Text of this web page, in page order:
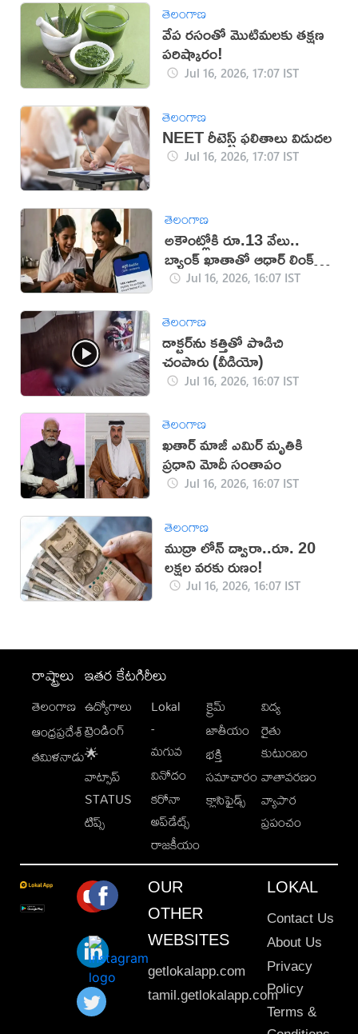
తెలంగాణ
వేప రసంతో మొటిమలకు తక్షణ
పరిష్కారం!
Jul 16, 2026, 17:07 IST
తెలంగాణ
NEET రీటెస్ట్ ఫలితాలు విడుదల
Jul 16, 2026, 17:07 IST
తెలంగాణ
అకౌంట్లోకి రూ.13 వేలు..
బ్యాంక్ ఖాతాతో ఆధార్ లింక్
తప్పనిసరి!
Jul 16, 2026, 16:07 IST
తెలంగాణ
డాక్టర్‌ను కత్తితో పొడిచి
చంపారు (వీడియో)
Jul 16, 2026, 16:07 IST
తెలంగాణ
ఖతార్ మాజీ ఎమిర్ మృతికి
ప్రధాని మోదీ సంతాపం
Jul 16, 2026, 16:07 IST
తెలంగాణ
ముద్రా లోన్ ద్వారా..రూ. 20
లక్షల వరకు రుణం!
Jul 16, 2026, 16:07 IST
రాష్ట్రాలు
తెలంగాణ
ఆంధ్రప్రదేశ్
తమిళనాడు
ఇతర కేటగిరీలు
ఉద్యోగాలు
ట్రెండింగ్
🌟
వాట్సాప్
STATUS
టిప్స్
Lokal
-
మగువ
వినోదం
కరోనా
అప్‌డేట్స్
రాజకీయం
క్రైమ్
జాతీయం
భక్తి
సమాచారం
క్లాసిఫైడ్స్
విద్య
రైతు
కుటుంబం
వాతావరణం
వ్యాపార
ప్రపంచం
OUR
OTHER
WEBSITES
getlokalapp.com
tamil.getlokalapp.com
LOKAL
Contact Us
About Us
Privacy
Policy
Terms &